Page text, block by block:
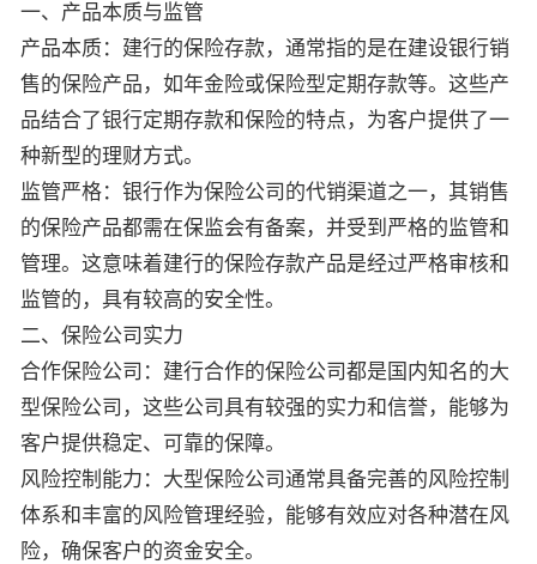
一、产品本质与监管
产品本质：建行的保险存款，通常指的是在建设银行销
售的保险产品，如年金险或保险型定期存款等。这些产
品结合了银行定期存款和保险的特点，为客户提供了一
种新型的理财方式。
监管严格：银行作为保险公司的代销渠道之一，其销售
的保险产品都需在保监会有备案，并受到严格的监管和
管理。这意味着建行的保险存款产品是经过严格审核和
监管的，具有较高的安全性。
二、保险公司实力
合作保险公司：建行合作的保险公司都是国内知名的大
型保险公司，这些公司具有较强的实力和信誉，能够为
客户提供稳定、可靠的保障。
风险控制能力：大型保险公司通常具备完善的风险控制
体系和丰富的风险管理经验，能够有效应对各种潜在风
险，确保客户的资金安全。